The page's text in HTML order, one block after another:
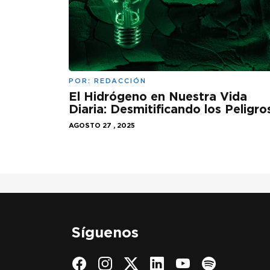
POR: REDACCIÓN
El Hidrógeno en Nuestra Vida
Diaria: Desmitificando los
AGOSTO 27 , 2025
Síguenos